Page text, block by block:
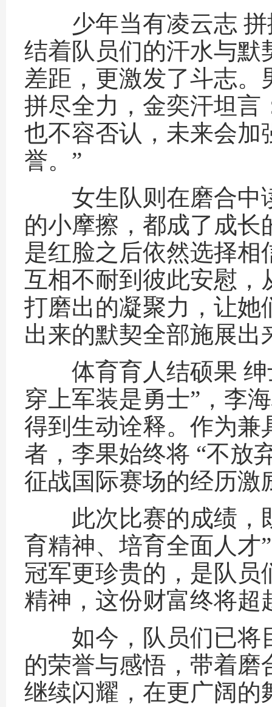
少年当有凌云志 拼
结着队员们的汗水与默
差距，更激发了斗志
拼尽全力，金奕汗坦言
也不容否认，未来会加
誉。”
女生队则在磨合中
的小摩擦，都成了成长
是红脸之后依然选择相
互相不耐到彼此安慰，
打磨出的凝聚力，让她
出来的默契全部施展出
体育育人结硕果 绅
穿上军装是勇士”，李
得到生动诠释。作为兼
者，李果始终将 “不放
征战国际赛场的经历激
此次比赛的成绩，既
育精神、培育全面人才
冠军更珍贵的，是队
精神，这份财富终将超
如今，队员们已将
的荣誉与感悟，带着
继续闪耀，在更广阔